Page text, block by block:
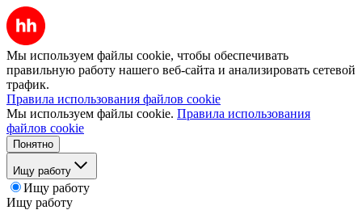
Мы используем файлы cookie, чтобы обеспечивать
правильную работу нашего веб-сайта и анализировать сетевой
трафик.
Правила использования файлов cookie
Мы используем файлы cookie. Правила использования
файлов cookie
Понятно
Ищу работу
Ищу работу
Ищу работу